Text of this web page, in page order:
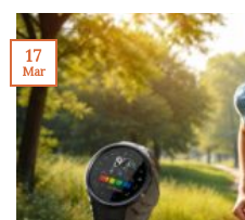
17
Mar